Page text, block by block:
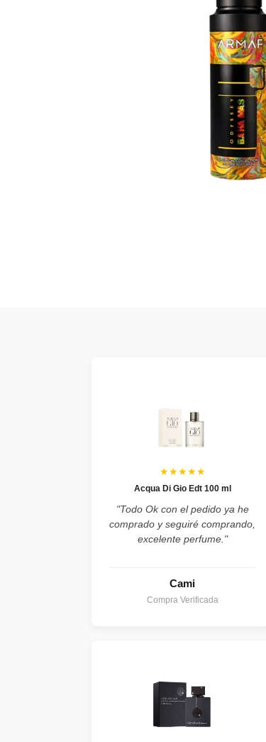
★★★★★
Acqua Di Gio Edt 100 ml
"Todo Ok con el pedido ya he
comprado y seguiré comprando,
excelente perfume."
Cami
Compra Verificada